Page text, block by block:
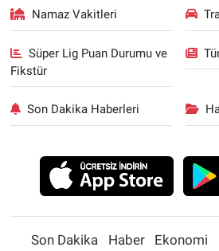
Namaz Vakitleri
Süper Lig Puan Durumu ve
Fikstür
Son Dakika Haberleri
Son Dakika Haber Ekonomi